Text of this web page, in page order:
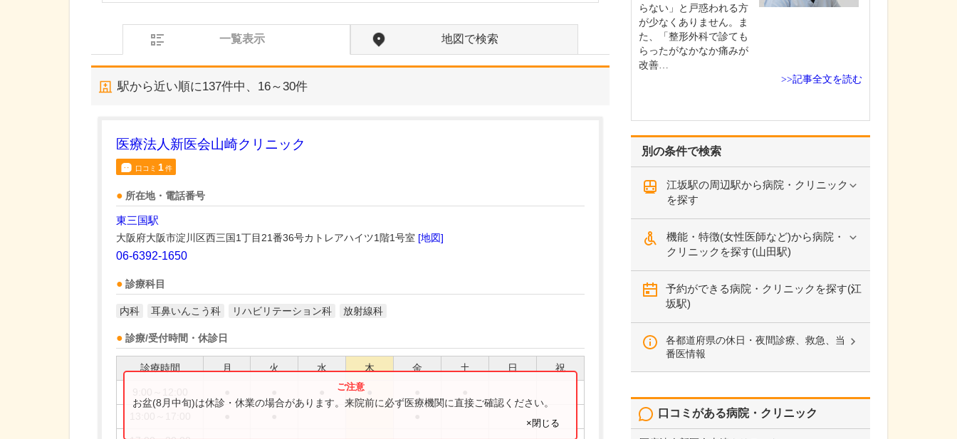
一覧表示 地図で検索
駅から近い順に137件中、 16～30件
医療法人新医会山崎クリニック
口コミ 1件
所在地・電話番号
東三国駅
大阪府大阪市淀川区西三国1丁目21番36号カトレアハイツ1階1号室 [地図]
06-6392-1650
診療科目
内科 耳鼻いんこう科 リハビリテーション科 放射線科
診療/受付時間・休診日
診療時間 月 火 水 木 金 土 日 祝
お盆(8月中旬)は休診・休業の場合があります。来院前に必ず医療機関に直接ご確認ください。
×閉じる
別の条件で検索
江坂駅の周辺駅から病院・クリニック
を探す
機能・特徴(女性医師など)から病院・
クリニックを探す(山田駅)
予約ができる病院・クリニックを探す(江
坂駅)
各都道府県の休日・夜間診療、救急、当
番医情報
口コミがある病院・クリニック
や間質性肺炎の末期で大
学病院や基幹病院での治
要とされる患者さんも多
らない」と戸惑われる方
が少なくありません。ま
た、「整形外科で診ても
らったがなかなか痛みが
改善…
>>記事全文を読む